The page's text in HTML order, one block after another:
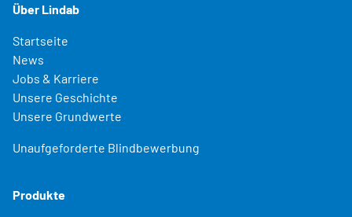
Über Lindab
Startseite
News
Jobs & Karriere
Unsere Geschichte
Unsere Grundwerte
Unaufgeforderte Blindbewerbung
Produkte